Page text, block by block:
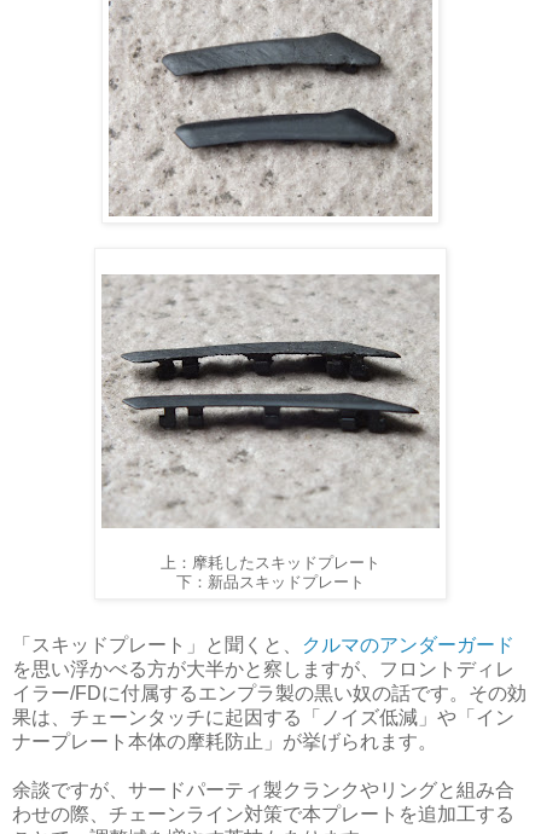
上：摩耗したスキッドプレート
下：新品スキッドプレート
「スキッドプレート」と聞くと、
クルマのアンダーガード
を思い浮かべる方が大半かと察しますが、フロントディレ
イラー/FDに付属するエンプラ製の黒い奴の話です。その効
果は、チェーンタッチに起因する「ノイズ低減」や「イン
ナープレート本体の摩耗防止」が挙げられます。
余談ですが、サードパーティ製クランクやリングと組み合
わせの際、チェーンライン対策で本プレートを追加工する